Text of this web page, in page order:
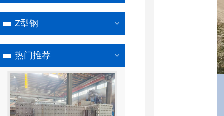
Z型钢
热门推荐